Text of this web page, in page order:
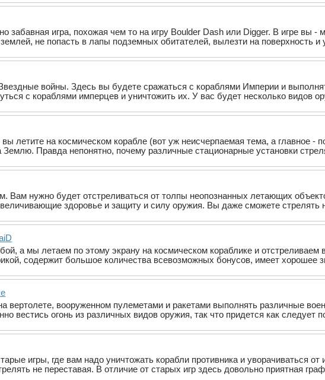
забавная игра, похожая чем то на игру Boulder Dash или Digger. В игре вы -
не попасть в лапы подземных обитателей, вылезти на поверхность и
войны. Здесь вы будете сражаться с кораблями Империи и
с кораблями имперцев и уничтожить их. У вас будет несколько видов
летите на космическом корабле (вот уж неисчерпаемая тема, а главное -
Правда непонятно, почему различные стационарные установки
Вам нужно будет отстреливаться от толпы неопознанных летающих
здоровье и защиту и силу оружия. Вы даже сможете стрелять
а мы летаем по этому экрану на космическом кораблике и отстреливаем
содержит большое количества всевозможных бонусов, имеет хорошее
вертолете, вооруженном пулеметами и ракетами выполнять различные
вестись огонь из различных видов оружия, так что придется как следует
игры, где вам надо уничтожать корабли противника и уворачиваться
не переставая. В отличие от старых игр здесь довольно приятная